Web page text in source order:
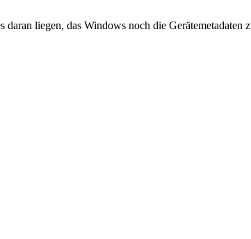
liegen, das Windows noch die Gerätemetadaten